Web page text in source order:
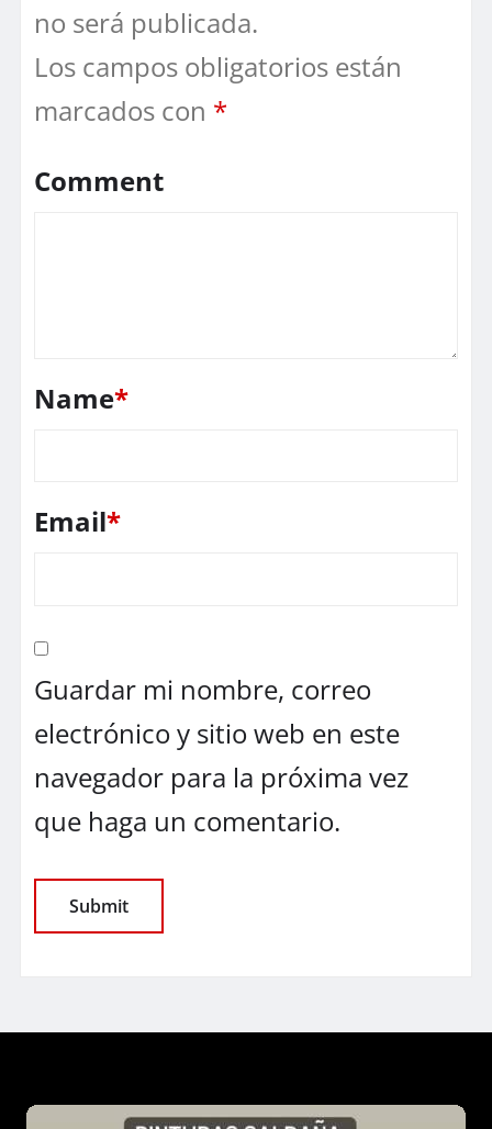
no será publicada.
Los campos obligatorios están
marcados con *
Comment
Name*
Email*
Guardar mi nombre, correo
electrónico y sitio web en este
navegador para la próxima vez
que haga un comentario.